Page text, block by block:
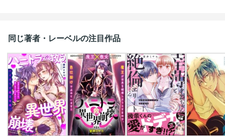
同じ著者・レーベルの注目作品